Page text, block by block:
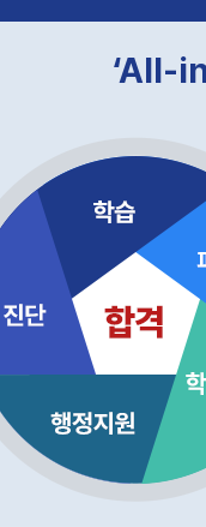
‘All-